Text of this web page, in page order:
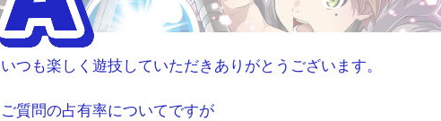
いつも楽しく遊技していただきありがとうございます。
ご質問の占有率についてですが